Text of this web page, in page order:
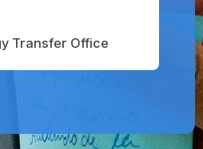
Transfer Office